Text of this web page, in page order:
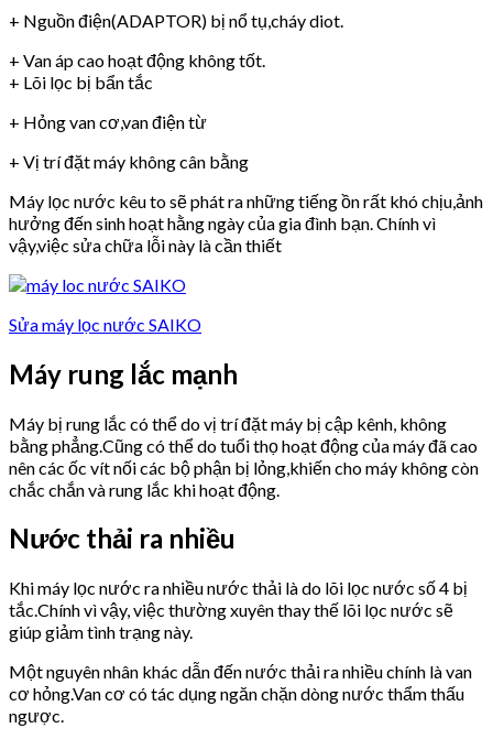
+ Nguồn điện(ADAPTOR) bị nổ tụ,cháy diot.
+ Van áp cao hoạt động không tốt.
+ Lõi lọc bị bẩn tắc
+ Hỏng van cơ,van điện từ
+ Vị trí đặt máy không cân bằng
Máy lọc nước kêu to sẽ phát ra những tiếng ồn rất khó chịu,ảnh
hưởng đến sinh hoạt hằng ngày của gia đình bạn. Chính vì
vậy,việc sửa chữa lỗi này là cần thiết
Sửa máy lọc nước SAIKO
Máy rung lắc mạnh
Máy bị rung lắc có thể do vị trí đặt máy bị cập kênh, không
bằng phẳng.Cũng có thể do tuổi thọ hoạt động của máy đã cao
nên các ốc vít nối các bộ phận bị lỏng,khiến cho máy không còn
chắc chắn và rung lắc khi hoạt động.
Nước thải ra nhiều
Khi máy lọc nước ra nhiều nước thải là do lõi lọc nước số 4 bị
tắc.Chính vì vậy, việc thường xuyên thay thế lõi lọc nước sẽ
giúp giảm tình trạng này.
Một nguyên nhân khác dẫn đến nước thải ra nhiều chính là van
cơ hỏng.Van cơ có tác dụng ngăn chặn dòng nước thẩm thấu
ngược.